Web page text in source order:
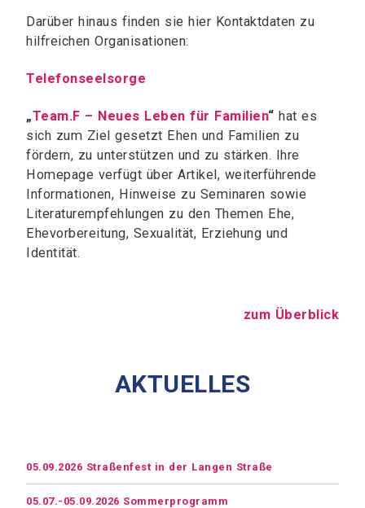
Darüber hinaus finden sie hier Kontaktdaten zu
hilfreichen Organisationen:
Telefonseelsorge
„Team.F – Neues Leben für Familien“ hat es
sich zum Ziel gesetzt Ehen und Familien zu
fördern, zu unterstützen und zu stärken. Ihre
Homepage verfügt über Artikel, weiterführende
Informationen, Hinweise zu Seminaren sowie
Literaturempfehlungen zu den Themen Ehe,
Ehevorbereitung, Sexualität, Erziehung und
Identität.
zum Überblick
AKTUELLES
05.09.2026 Straßenfest in der Langen Straße
05.07.-05.09.2026 Sommerprogramm